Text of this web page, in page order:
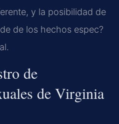
y la posibilidad de
de los hechos espec?
de
de Virginia